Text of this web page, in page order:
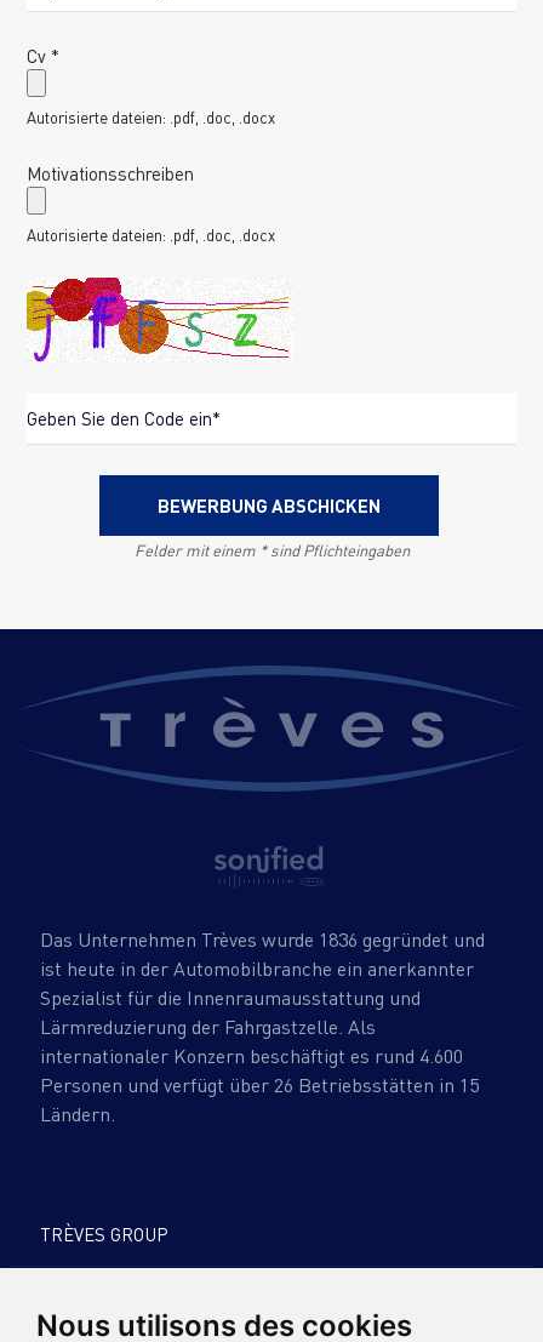
Nous utilisons des cookies
Cv
Autorisierte dateien: .pdf, .doc, .docx
Motivationsschreiben
Autorisierte dateien: .pdf, .doc, .docx
BEWERBUNG ABSCHICKEN
Felder mit einem * sind Pflichteingaben
Das Unternehmen Trèves wurde 1836 gegründet und
ist heute in der Automobilbranche ein anerkannter
Spezialist für die Innenraumausstattung und
Lärmreduzierung der Fahrgastzelle. Als
internationaler Konzern beschäftigt es rund 4.600
Personen und verfügt über 26 Betriebsstätten in 15
Ländern.
TRÈVES GROUP